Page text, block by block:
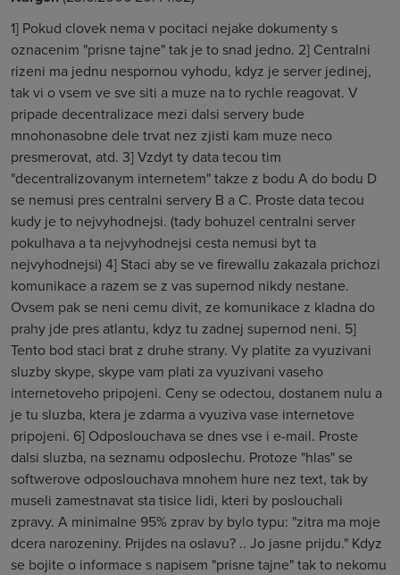
1] Pokud clovek nema v pocitaci nejake dokumenty s
oznacenim "prisne tajne" tak je to snad jedno. 2] Centralni
rizeni ma jednu nespornou vyhodu, kdyz je server jedinej,
tak vi o vsem ve sve siti a muze na to rychle reagovat. V
pripade decentralizace mezi dalsi servery bude
mnohonasobne dele trvat nez zjisti kam muze neco
presmerovat, atd. 3] Vzdyt ty data tecou tim
"decentralizovanym internetem" takze z bodu A do bodu D
se nemusi pres centralni servery B a C. Proste data tecou
kudy je to nejvyhodnejsi. (tady bohuzel centralni server
pokulhava a ta nejvyhodnejsi cesta nemusi byt ta
nejvyhodnejsi) 4] Staci aby se ve firewallu zakazala prichozi
komunikace a razem se z vas supernod nikdy nestane.
Ovsem pak se neni cemu divit, ze komunikace z kladna do
prahy jde pres atlantu, kdyz tu zadnej supernod neni. 5]
Tento bod staci brat z druhe strany. Vy platite za vyuzivani
sluzby skype, skype vam plati za vyuzivani vaseho
internetoveho pripojeni. Ceny se odectou, dostanem nulu a
je tu sluzba, ktera je zdarma a vyuziva vase internetove
pripojeni. 6] Odposlouchava se dnes vse i e-mail. Proste
dalsi sluzba, na seznamu odposlechu. Protoze "hlas" se
softwerove odposlouchava mnohem hure nez text, tak by
museli zamestnavat sta tisice lidi, kteri by poslouchali
zpravy. A minimalne 95% zprav by bylo typu: "zitra ma moje
dcera narozeniny. Prijdes na oslavu? .. Jo jasne prijdu." Kdyz
se bojite o informace s napisem "prisne tajne" tak to nekomu